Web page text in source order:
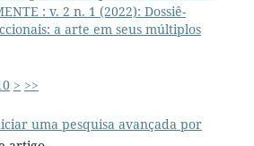
: v. 2 n. 1 (2022): Dossiê-
a arte em seus múltiplos
> >>
uma pesquisa avançada por